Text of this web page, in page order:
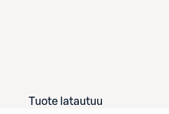
Tuote latautuu